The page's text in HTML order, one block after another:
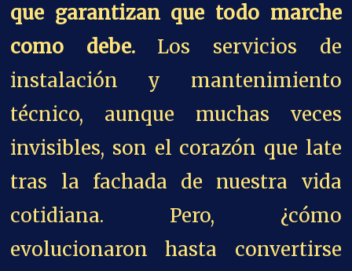
que garantizan que todo marche
como debe.Los servicios de
instalación y mantenimiento
técnico, aunque muchas veces
invisibles, son el corazón que late
tras la fachada de nuestra vida
cotidiana. Pero, ¿cómo
evolucionaron hasta convertirse